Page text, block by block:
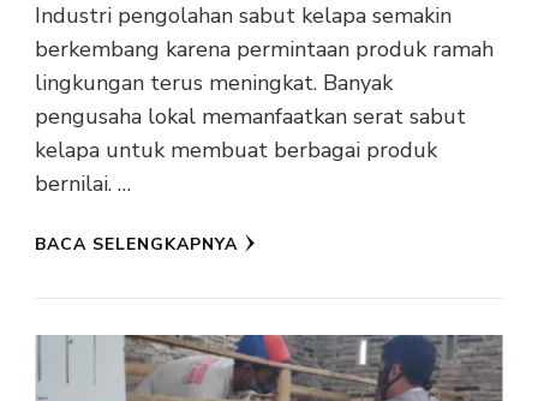
Industri pengolahan sabut kelapa semakin
berkembang karena permintaan produk ramah
lingkungan terus meningkat. Banyak
pengusaha lokal memanfaatkan serat sabut
kelapa untuk membuat berbagai produk
bernilai. …
BACA SELENGKAPNYA